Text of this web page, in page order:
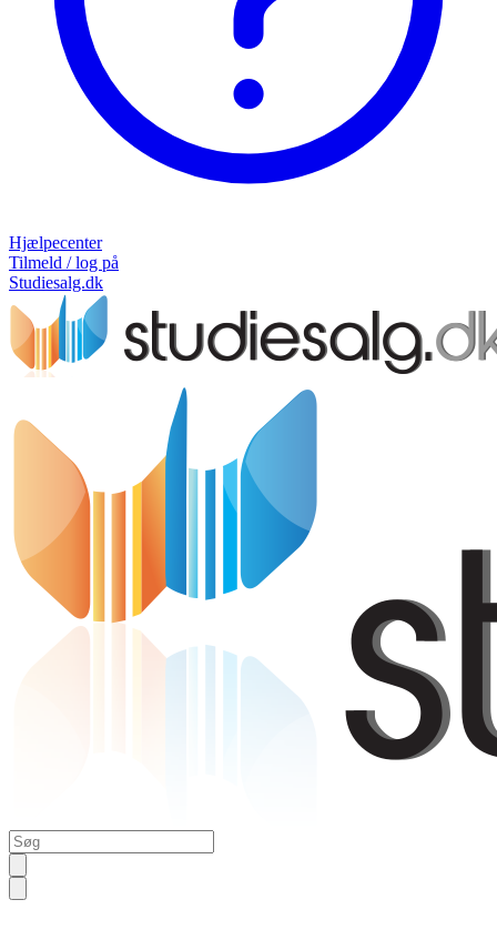
Hjælpecenter
Tilmeld / log på
Studiesalg.dk